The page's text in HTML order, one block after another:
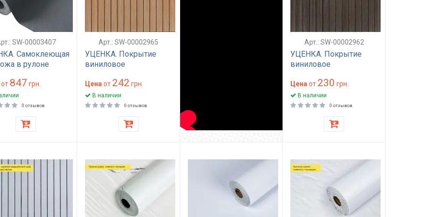
SW-00003407
Самоклеющая
в рулоне
SW-00003407
от 847 грн.
0 отзывов
Арт.: SW-00002965
УЦЕНКА. Покрытие
виниловое
рейки 600х600х2,8мм
Теплый янтарьSW-
00002965
Цена от 242 грн.
В наличии
0 отзывов
Арт.: SW-00002962
УЦЕНКА. Покрытие
виниловое
рейки 600х600х2,8мм
Дымчатый каштан SW-
00002962
Цена от 230 грн.
В наличии
0 отзывов